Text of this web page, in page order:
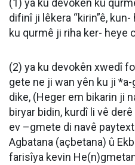
(1) ya ku devokên ku
difinî ji lêkera “kirin”ê,
ku qurmê ji riha ker- heye
(2) ya ku devokên xwedî
gete ne ji wan yên ku ji
dike, (Heger em bikarin ji
biryar bidin, kurdî li vê
ev –gmete di navê
Agbatana (açbetana) û
farisîya kevin